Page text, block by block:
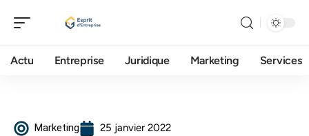
Actu Entreprise Juridique Marketing Services
Marketing 25 janvier 2022